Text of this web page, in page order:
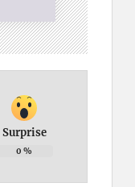
Surprise
0 %